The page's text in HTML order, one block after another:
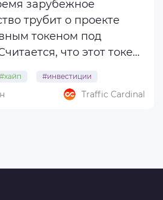
зарубежное
трубит о проекте
токеном под
что этот токен,
цикле буллрана и в
Почему
#хайп #инвестиции
Traffic Cardinal